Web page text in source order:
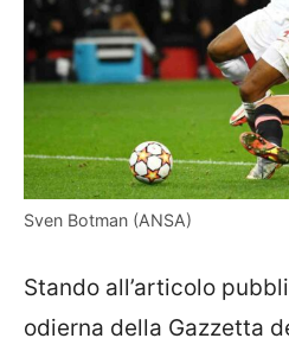
Sven Botman (ANSA)
Stando all’articolo
odierna della Gazzetta